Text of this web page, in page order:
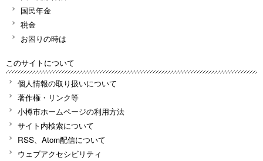
国民年金
税金
お困りの時は
このサイトについて
個人情報の取り扱いについて
著作権・リンク等
小樽市ホームページの利用方法
サイト内検索について
RSS、Atom配信について
ウェブアクセシビリティ